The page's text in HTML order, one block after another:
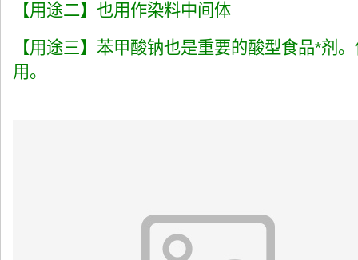
【用途二】也用作染料中间体
【用途三】苯甲酸钠也是重要的酸型食品*剂
用。